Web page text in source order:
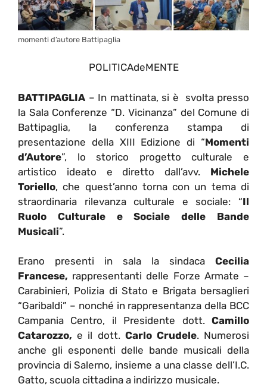
momenti d’autore Battipaglia
POLITICAdeMENTE
BATTIPAGLIA – In mattinata, si è svolta presso
la Sala Conferenze “D. Vicinanza” del Comune di
Battipaglia, la conferenza stampa di
presentazione della XIII Edizione di “Momenti
d’Autore”, lo storico progetto culturale e
artistico ideato e diretto dall’avv. Michele
Toriello, che quest’anno torna con un tema di
straordinaria rilevanza culturale e sociale: “Il
Ruolo Culturale e Sociale delle Bande
Musicali”.
Erano presenti in sala la sindaca Cecilia
Francese, rappresentanti delle Forze Armate –
Carabinieri, Polizia di Stato e Brigata bersaglieri
“Garibaldi” – nonché in rappresentanza della BCC
Campania Centro, il Presidente dott. Camillo
Catarozzo, e il dott. Carlo Crudele. Numerosi
anche gli esponenti delle bande musicali della
provincia di Salerno, insieme a una classe dell’I.C.
Gatto, scuola cittadina a indirizzo musicale.